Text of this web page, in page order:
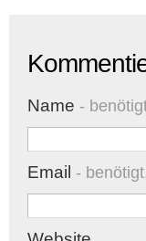
Name -
Email -